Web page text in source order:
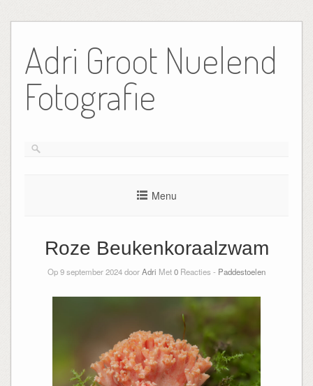
de
inhoud
Adri Groot Nuelend
Fotografie
Menu
Roze Beukenkoraalzwam
Op 9 september 2024 doorAdri Met0 Reacties - Paddestoelen